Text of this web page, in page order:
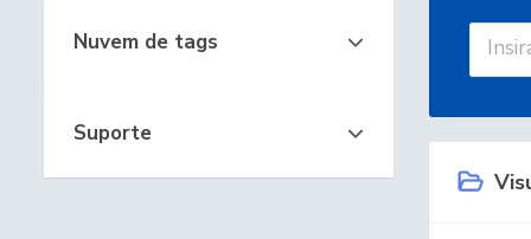
Nuvem de tags
Suporte